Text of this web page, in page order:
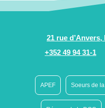
21 rue
+352 49 94 31-1
APEF Soeurs de